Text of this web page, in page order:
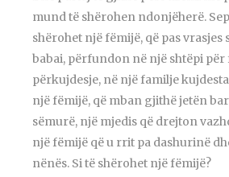
mund të shërohen ndonjëherë.
shërohet një fëmijë, që pas vrasjes
babai, përfundon në një shtëpi për
përkujdesje, në një familje
një fëmijë, që mban gjithë jetën
sëmurë, një mjedis që drejton
një fëmijë që u rrit pa dashurinë
nënës. Si të shërohet një fëmijë?